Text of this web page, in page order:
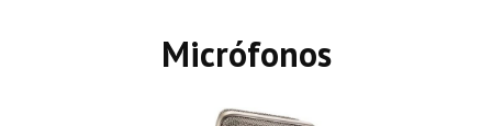
Micrófonos